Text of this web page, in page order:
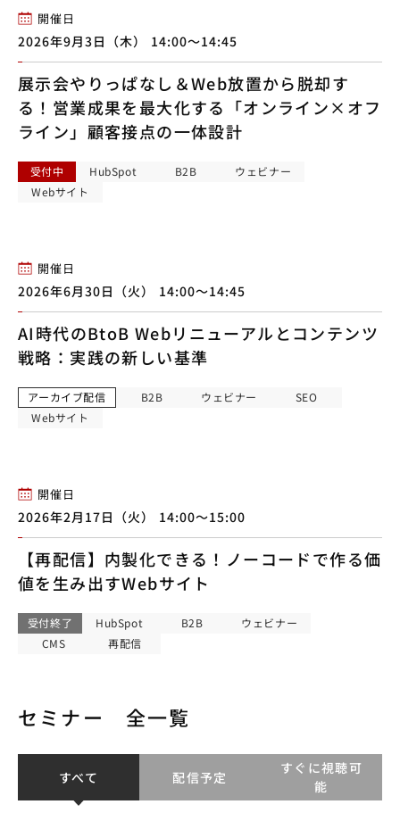
開催日
2026年9月3日（木） 14:00〜14:45
展示会やりっぱなし＆Web放置から脱却す
る！営業成果を最大化する「オンライン×オフ
ライン」顧客接点の一体設計
受付中 HubSpot B2B
ウェビナー
Webサイト
開催日
2026年6月30日（火） 14:00〜14:45
AI時代のBtoB Webリニューアルとコンテンツ
戦略：実践の新しい基準
アーカイブ配信 B2B ウェビナー
SEO
Webサイト
開催日
2026年2月17日（火） 14:00〜15:00
【再配信】内製化できる！ノーコードで作る価
値を生み出すWebサイト
受付終了 HubSpot B2B
ウェビナー
CMS
再配信
セミナー 全一覧
すべて 配信予定
すぐに視聴可
能